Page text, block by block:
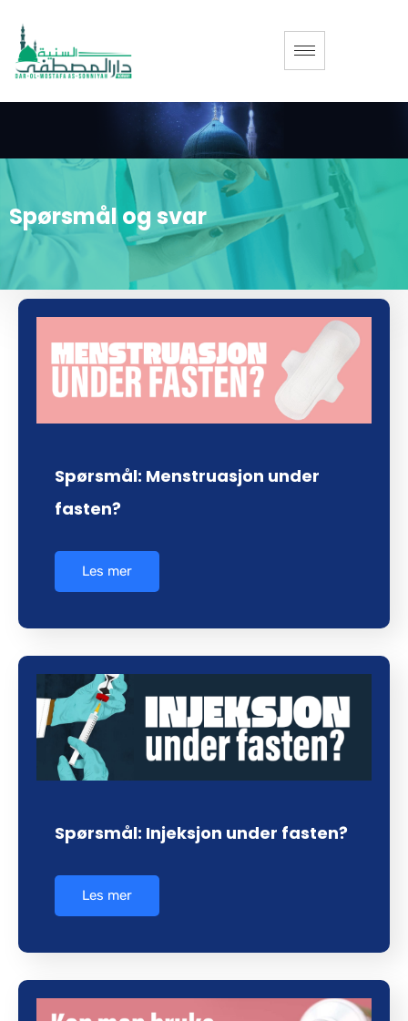
Spørsmål og svar
Spørsmål: Menstruasjon under
fasten?
Les mer
Spørsmål: Injeksjon under fasten?
Les mer